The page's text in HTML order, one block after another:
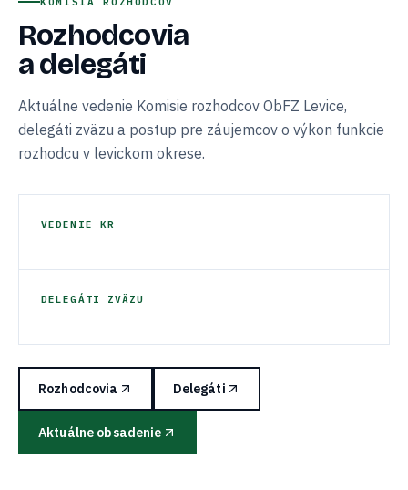
Rozhodcovia
a delegáti
Aktuálne vedenie Komisie rozhodcov ObFZ Levice,
delegáti zväzu a postup pre záujemcov o výkon funkcie
rozhodcu v levickom okrese.
VEDENIE KR
DELEGÁTI ZVÄZU
Rozhodcovia Delegáti
Aktuálne obsadenie